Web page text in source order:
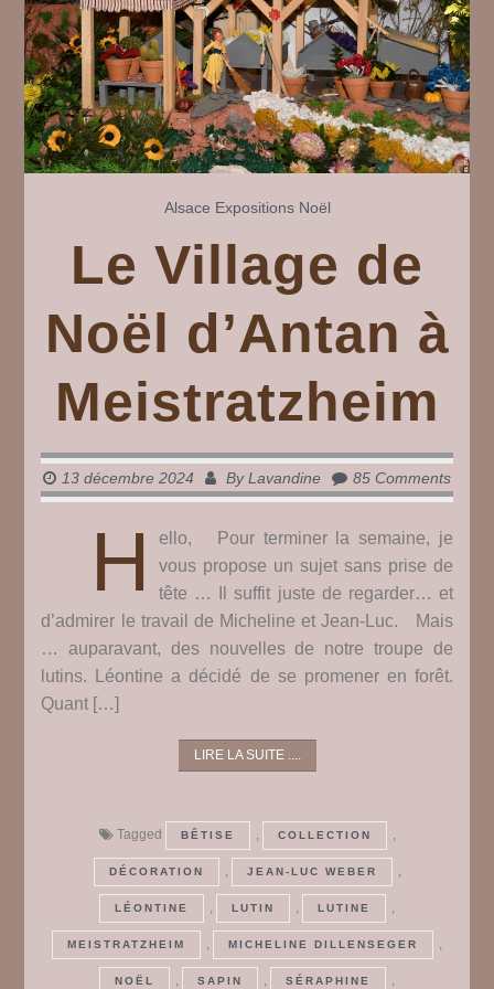
Alsace Expositions Noël
Le Village de
Noël d’Antan à
Meistratzheim
13 décembre 2024 ByLavandine 85 Comments
H
ello, Pour terminer la semaine, je
vous propose un sujet sans prise de
tête … Il suffit juste de regarder… et
d’admirer le travail de Micheline et Jean-Luc. Mais
… auparavant, des nouvelles de notre troupe de
lutins. Léontine a décidé de se promener en forêt.
Quant […]
LIRE LA SUITE ....
Tagged BÊTISE , COLLECTION ,
DÉCORATION , JEAN-LUC WEBER ,
LÉONTINE , LUTIN , LUTINE ,
MEISTRATZHEIM , MICHELINE DILLENSEGER ,
NOËL , SAPIN , SÉRAPHINE ,